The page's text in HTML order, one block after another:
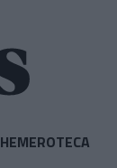
HEMEROTECA